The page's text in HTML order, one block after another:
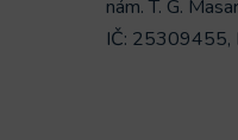
nám. T. G.
IČ: 25309455,